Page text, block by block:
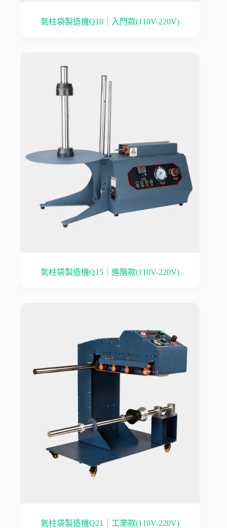
氣柱袋製造機Q10｜入門款(110V-220V)
氣柱袋製造機Q15｜進階款(110V-220V)
氣柱袋製造機Q21｜工業款(110V-220V)